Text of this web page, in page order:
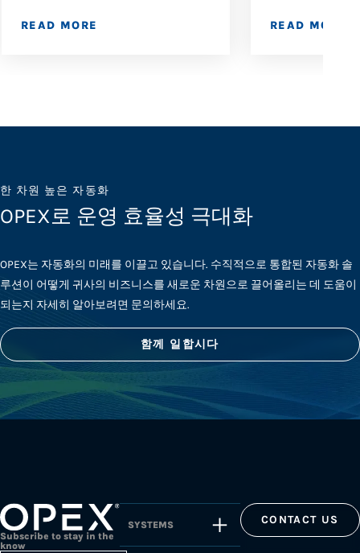
READ MORE READ MORE
한 차원 높은 자동화
OPEX로 운영 효율성 극대화
OPEX는 자동화의 미래를 이끌고 있습니다. 수직적으로 통합된 자동화 솔
루션이 어떻게 귀사의 비즈니스를 새로운 차원으로 끌어올리는 데 도움이
되는지 자세히 알아보려면 문의하세요.
함께 일합시다
Subscribe to stay in the
know
SYSTEMS CONTACT US